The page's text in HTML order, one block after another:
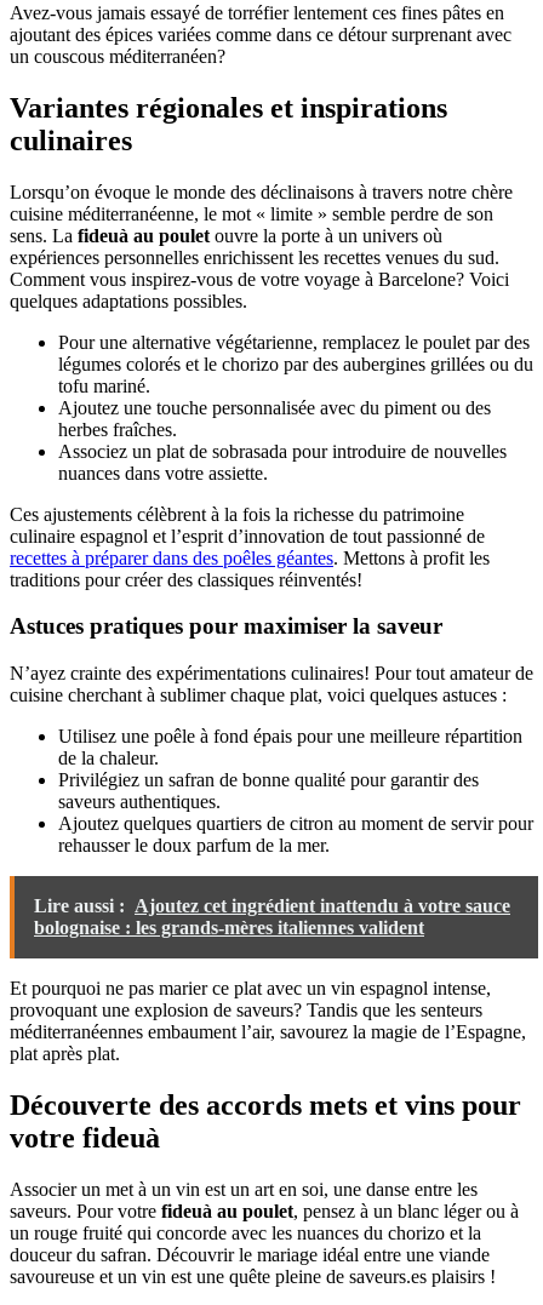
Avez-vous jamais essayé de torréfier lentement ces fines pâtes en
ajoutant des épices variées comme dans ce détour surprenant avec
un couscous méditerranéen?
Variantes régionales et inspirations
culinaires
Lorsqu’on évoque le monde des déclinaisons à travers notre chère
cuisine méditerranéenne, le mot « limite » semble perdre de son
sens. La fideuà au poulet ouvre la porte à un univers où
expériences personnelles enrichissent les recettes venues du sud.
Comment vous inspirez-vous de votre voyage à Barcelone? Voici
quelques adaptations possibles.
Pour une alternative végétarienne, remplacez le poulet par des
légumes colorés et le chorizo par des aubergines grillées ou du
tofu mariné.
Ajoutez une touche personnalisée avec du piment ou des
herbes fraîches.
Associez un plat de sobrasada pour introduire de nouvelles
nuances dans votre assiette.
Ces ajustements célèbrent à la fois la richesse du patrimoine
culinaire espagnol et l’esprit d’innovation de tout passionné de
recettes à préparer dans des poêles géantes. Mettons à profit les
traditions pour créer des classiques réinventés!
Astuces pratiques pour maximiser la saveur
N’ayez crainte des expérimentations culinaires! Pour tout amateur de
cuisine cherchant à sublimer chaque plat, voici quelques astuces :
Utilisez une poêle à fond épais pour une meilleure répartition
de la chaleur.
Privilégiez un safran de bonne qualité pour garantir des
saveurs authentiques.
Ajoutez quelques quartiers de citron au moment de servir pour
rehausser le doux parfum de la mer.
Lire aussi : Ajoutez cet ingrédient inattendu à votre sauce
bolognaise : les grands-mères italiennes valident
Et pourquoi ne pas marier ce plat avec un vin espagnol intense,
provoquant une explosion de saveurs? Tandis que les senteurs
méditerranéennes embaument l’air, savourez la magie de l’Espagne,
plat après plat.
Découverte des accords mets et vins pour
votre fideuà
Associer un met à un vin est un art en soi, une danse entre les
saveurs. Pour votre fideuà au poulet, pensez à un blanc léger ou à
un rouge fruité qui concorde avec les nuances du chorizo et la
douceur du safran. Découvrir le mariage idéal entre une viande
savoureuse et un vin est une quête pleine de saveurs.es plaisirs !